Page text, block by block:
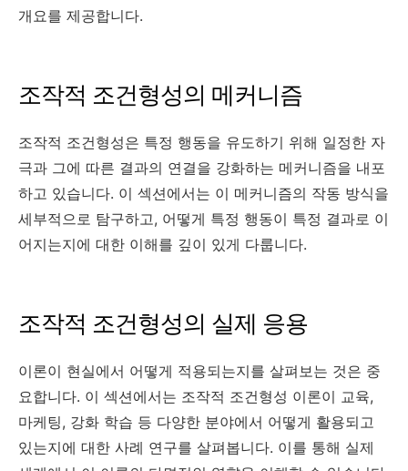
개요를 제공합니다.
조작적 조건형성의 메커니즘
조작적 조건형성은 특정 행동을 유도하기 위해 일정한 자
극과 그에 따른 결과의 연결을 강화하는 메커니즘을 내포
하고 있습니다. 이 섹션에서는 이 메커니즘의 작동 방식을
세부적으로 탐구하고, 어떻게 특정 행동이 특정 결과로 이
어지는지에 대한 이해를 깊이 있게 다룹니다.
조작적 조건형성의 실제 응용
이론이 현실에서 어떻게 적용되는지를 살펴보는 것은 중
요합니다. 이 섹션에서는 조작적 조건형성 이론이 교육,
마케팅, 강화 학습 등 다양한 분야에서 어떻게 활용되고
있는지에 대한 사례 연구를 살펴봅니다. 이를 통해 실제